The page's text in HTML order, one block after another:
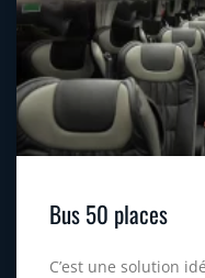
Bus 50 places
C’est une solution